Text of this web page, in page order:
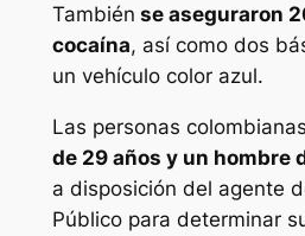
También se aseguraron
cocaína, así como dos
un vehículo color azul.
Las personas
de 29 años y un hombre
a disposición del agente
Público para determinar